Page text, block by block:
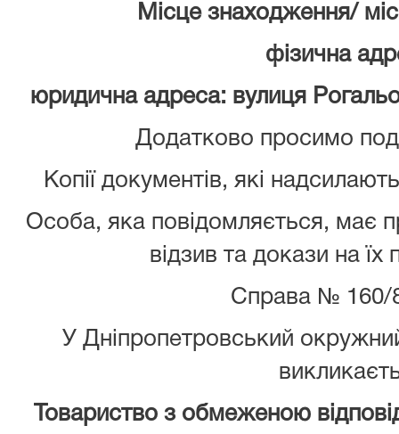
Місце знаходження/
фізична
юридична адреса: вулиця
Додатково просимо
Копії документів, які
Особа, яка повідомляється, має
відзив та докази на їх
Справа № 160/
У Дніпропетровський
Товариство з обмеженою